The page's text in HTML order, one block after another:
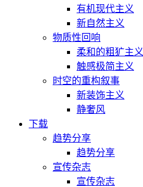
有机现代主义
新自然主义
物质性回响
柔和的粗犷主义
触感极简主义
时空的重构叙事
新装饰主义
静奢风
下载
趋势分享
趋势分享
宣传杂志
宣传杂志